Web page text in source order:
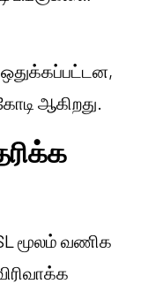
ஆகிறது.
மூலம் வணிக